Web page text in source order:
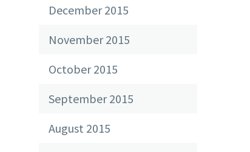
December 2015
November 2015
October 2015
September 2015
August 2015